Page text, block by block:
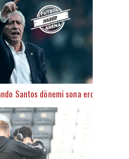
Santos dönemi sona erdi